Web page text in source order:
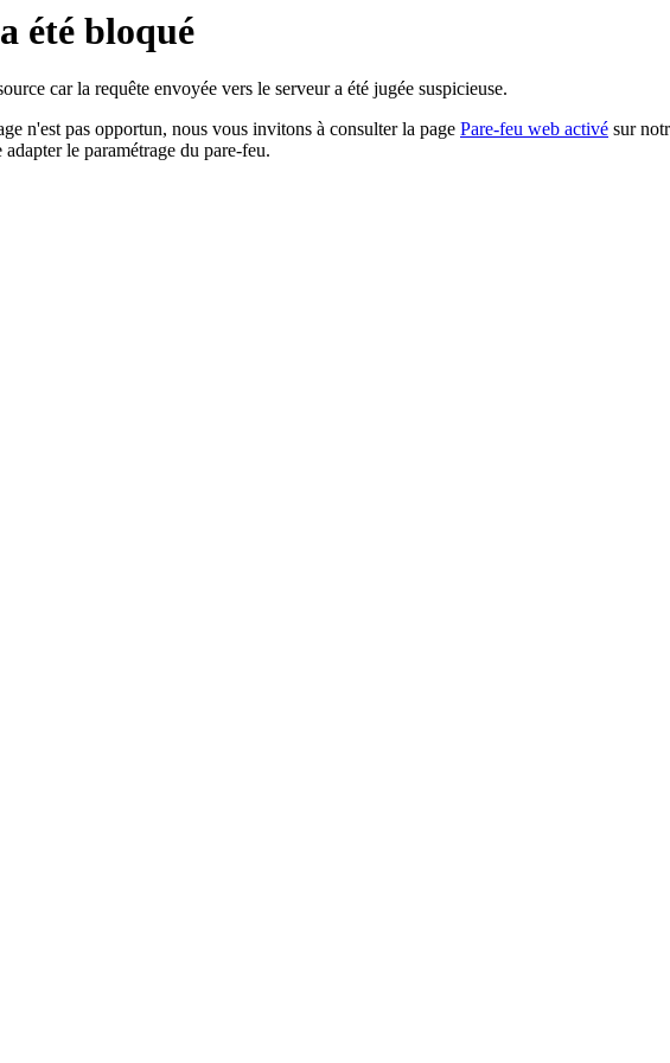
été bloqué
car la requête envoyée vers le serveur a été jugée suspicieuse.
n'est pas opportun, nous vous invitons à consulter la page Pare-feu web activé sur
le paramétrage du pare-feu.